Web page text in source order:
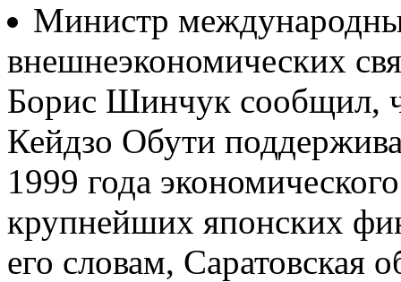
Министр
внешнеэкономических
Борис Шинчук сообщил,
Кейдзо Обути
1999 года
крупнейших японских
его словам, Саратовская